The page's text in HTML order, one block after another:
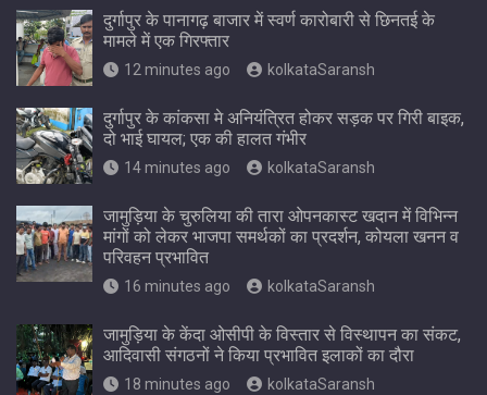
दुर्गापुर के पानागढ़ बाजार में स्वर्ण कारोबारी से छिनतई के
मामले में एक गिरफ्तार
12 minutes ago kolkataSaransh
दुर्गापुर के कांकसा मे अनियंत्रित होकर सड़क पर गिरी बाइक,
दो भाई घायल; एक की हालत गंभीर
14 minutes ago kolkataSaransh
जामुड़िया के चुरुलिया की तारा ओपनकास्ट खदान में विभिन्न
मांगों को लेकर भाजपा समर्थकों का प्रदर्शन, कोयला खनन व
परिवहन प्रभावित
16 minutes ago kolkataSaransh
जामुड़िया के केंदा ओसीपी के विस्तार से विस्थापन का संकट,
आदिवासी संगठनों ने किया प्रभावित इलाकों का दौरा
18 minutes ago kolkataSaransh